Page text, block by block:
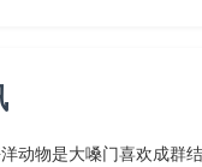
可免费转入本平台指定
是大嗓门喜欢成群结队行动 神奇海洋